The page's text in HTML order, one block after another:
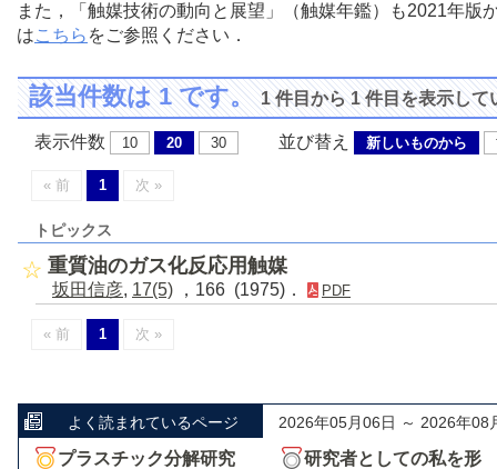
また，「触媒技術の動向と展望」（触媒年鑑）も2021年
はこちら をご参照ください．
該当件数は 1 です。1 件目から 1 件目を表示して
表示件数 10 20 30 並び替え 新しいものから
« 前 1 次 »
トピックス
重質油のガス化反応用触媒
坂田信彦, 17(5) ，166 (1975)． PDF
« 前 1 次 »
よく読まれているページ 2026年05月06日 ～ 2026年08
プラスチック分解研究
研究者としての私を形